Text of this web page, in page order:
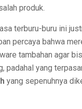
produk.
terburu-buru ini
percaya bahwa
tambahan agar
padahal yang
yang sepenuhnya